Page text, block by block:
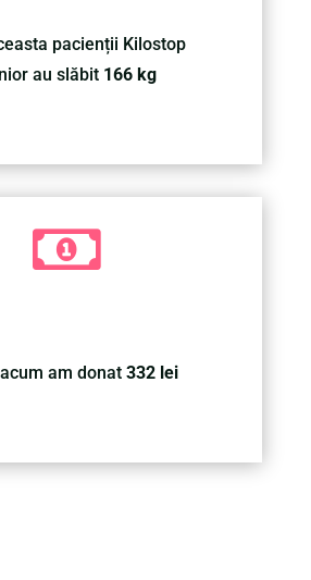
pacienții Kilostop
au slăbit 166 kg

am donat 332 lei